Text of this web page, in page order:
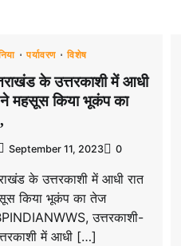
पर्यावरण विशेष
के उत्तरकाशी में आधी
ने महसूस किया भूकंप का
September 11, 2023 0
के उत्तरकाशी में आधी रात
किया भूकंप का तेज
उत्तरकाशी-
में आधी […]